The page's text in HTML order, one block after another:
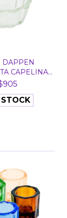
DAPPEN
CAPELINA